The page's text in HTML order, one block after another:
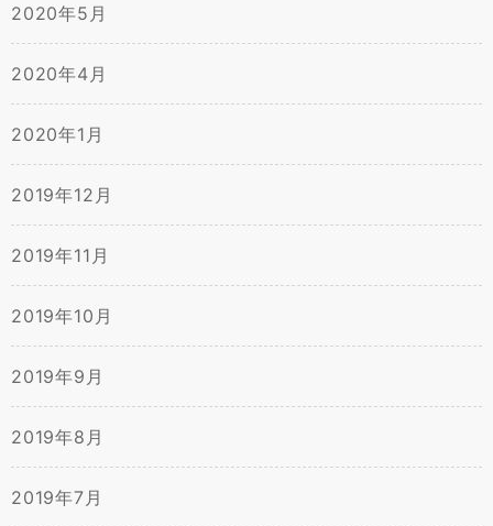
2020年5月
2020年4月
2020年1月
2019年12月
2019年11月
2019年10月
2019年9月
2019年8月
2019年7月